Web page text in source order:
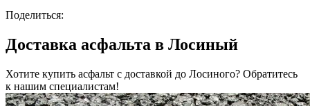
Поделиться:
Доставка асфальта в Лосиный
Хотите купить асфальт с доставкой до Лосиного? Обратитесь
к нашим специалистам!